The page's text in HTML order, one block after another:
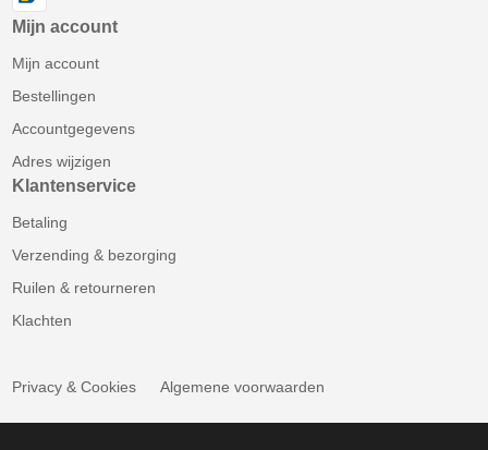
Mijn account
Mijn account
Bestellingen
Accountgegevens
Adres wijzigen
Klantenservice
Betaling
Verzending & bezorging
Ruilen & retourneren
Klachten
Privacy & Cookies Algemene voorwaarden